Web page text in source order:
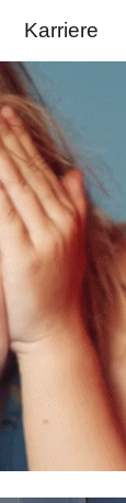
Karriere